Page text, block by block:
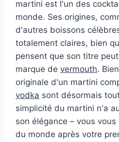
martini est l'un des
monde. Ses origines,
d'autres boissons
totalement claires, bien
pensent que son titre
marque de vermouth.
originale d'un martini
vodka sont désormais
simplicité du martini n'a
son élégance – vous
du monde après votre